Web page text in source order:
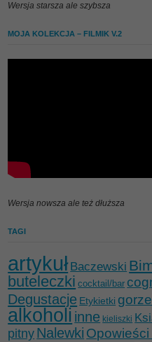
Wersja starsza ale szybsza
MOJA KOLEKCJA – FILMIK V.2
Wersja nowsza ale też dłuższa
TAGI
artykułBaczewski
buteleczki cocktail/bar
Degustacje Etykietki
alkoholi inne kieliszki
pitny Nalewki